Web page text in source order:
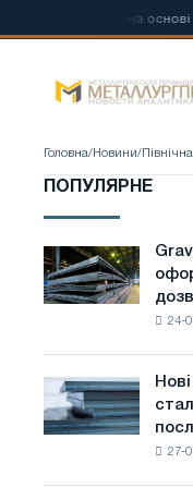
сталі на основі
Головна/ Новини/
ПОПУЛЯРНЕ
GravitHy
оформляє
дозволи
виробництва
24-
Нові
квоти
на
27-